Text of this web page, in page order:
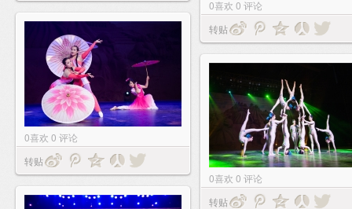
0喜欢 0 评论
转贴
0喜欢 0 评论
转贴
0喜欢 0 评论
转贴